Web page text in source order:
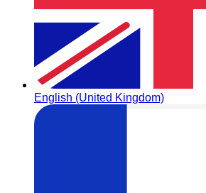
English (United Kingdom)